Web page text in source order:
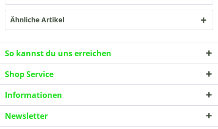
Ähnliche Artikel
So kannst du uns erreichen
Shop Service
Informationen
Newsletter